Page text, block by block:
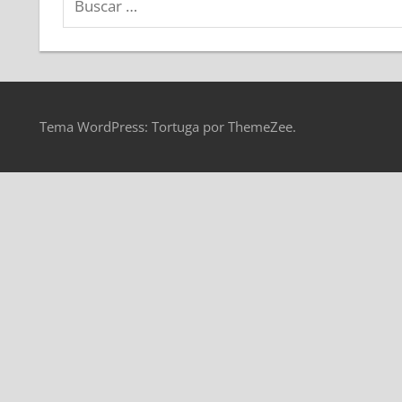
Tema WordPress: Tortuga por ThemeZee.